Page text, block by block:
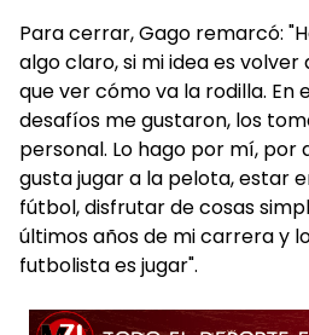
Para cerrar, Gago remarcó:
algo claro, si mi idea es volver
que ver cómo va la rodilla. En
desafíos me gustaron, los
personal. Lo hago por mí, por
gusta jugar a la pelota, estar
fútbol, disfrutar de cosas
últimos años de mi carrera y
futbolista es jugar".